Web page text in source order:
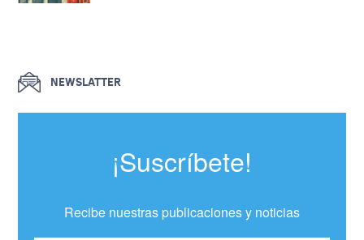
NEWSLATTER
¡Suscríbete!
Recibe nuestras publicaciones y noticias